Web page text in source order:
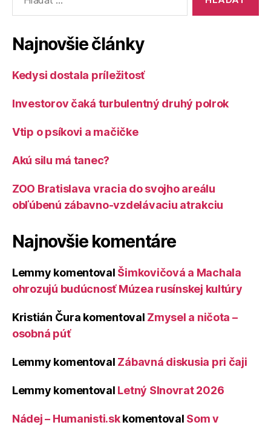
Najnovšie články
Kedysi dostala príležitosť
Investorov čaká turbulentný druhý polrok
Vtip o psíkovi a mačičke
Akú silu má tanec?
ZOO Bratislava vracia do svojho areálu
obľúbenú zábavno-vzdelávaciu atrakciu
Najnovšie komentáre
Lemmy komentoval Šimkovičová a Machala
ohrozujú budúcnosť Múzea rusínskej kultúry
Kristián Čura komentoval Zmysel a ničota –
osobná púť
Lemmy komentoval Zábavná diskusia pri čaji
Lemmy komentoval Letný Slnovrat 2026
Nádej – Humanisti.skkomentoval Som v